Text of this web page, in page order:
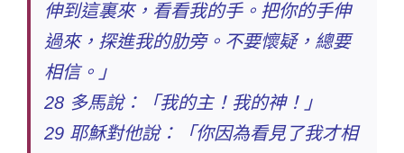
伸到這裏來，看看我的手。把你的手伸
過來，探進我的肋旁。不要懷疑，總要
相信。」
28 多馬說：「我的主！我的神！」
29 耶穌對他說：「你因為看見了我才相